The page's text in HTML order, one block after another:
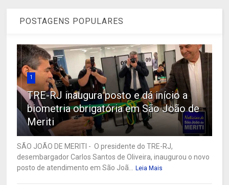
POSTAGENS POPULARES
1
TRE-RJ inaugura posto e dá início a
biometria obrigatória em São João de
Meriti
SÃO JOÃO DE MERITI - O presidente do TRE-RJ,
desembargador Carlos Santos de Oliveira, inaugurou o novo
posto de atendimento em São Joã... Leia Mais